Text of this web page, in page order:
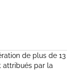
de plus de 13
attribués par la